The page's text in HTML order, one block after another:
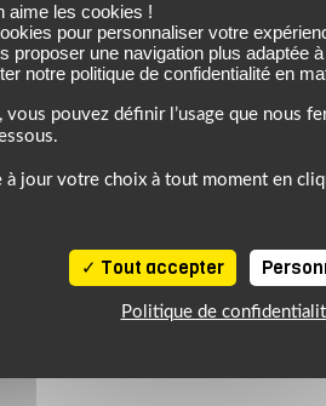
aime les cookies !
pour personnaliser votre
proposer une navigation plus adaptée
notre politique de confidentialité en
vous pouvez définir l’usage que nous
à jour votre choix à tout moment en
Tout accepter
Politique de